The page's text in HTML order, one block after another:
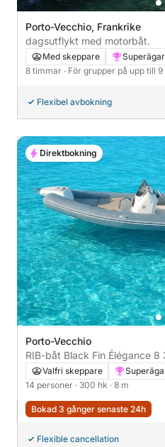
Porto-Vecchio, Frankrike
dagsutflykt med motorbåt.
Med skeppare
8 timmar · För grupper på upp till
Flexibel avbokning
Porto-Vecchio
Valfri skeppare
14 personer · 300 hk · 8 m
Bokad 3 gånger senaste 24h
Flexible cancellation
Direktbokning